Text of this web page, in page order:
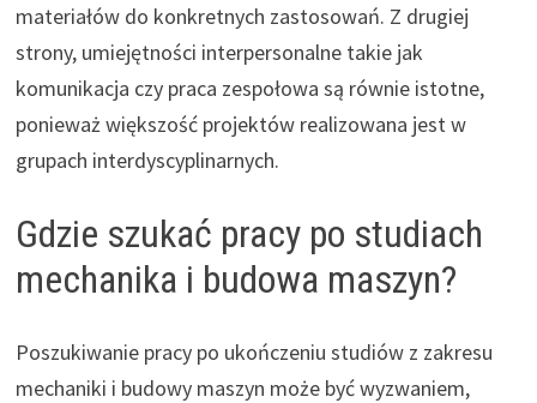
materiałów do konkretnych zastosowań. Z drugiej
strony, umiejętności interpersonalne takie jak
komunikacja czy praca zespołowa są równie istotne,
ponieważ większość projektów realizowana jest w
grupach interdyscyplinarnych.
Gdzie szukać pracy po studiach
mechanika i budowa maszyn?
Poszukiwanie pracy po ukończeniu studiów z zakresu
mechaniki i budowy maszyn może być wyzwaniem,